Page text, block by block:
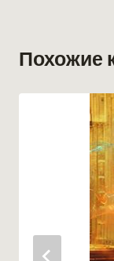
Похожие